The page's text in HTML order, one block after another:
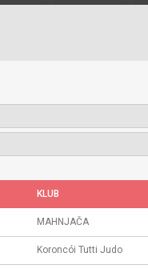
KLUB
MAHNJAČA
Koroncói Tutti Judo